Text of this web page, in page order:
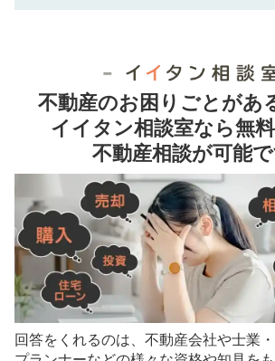
NEW!
NEW!
不動産のお困りごとがあ
イイタン相談室なら無
不動産相談が可能で
回答をくれるのは、不動産会社や士業